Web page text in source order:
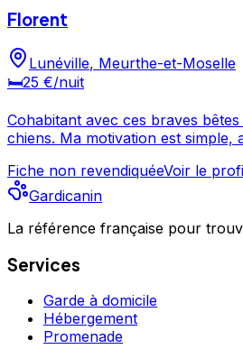
Florent
Lunéville, Meurthe-et-Moselle
🛏️25 €/nuit
Cohabitant avec ces braves
chiens. Ma motivation est simple, arrondir les fins de mois, en tant qu'étudiant en droit j'ai besoin d'habiter près de mon lieu d'étude, ce qui est onéreux. J'adapterai
Fiche non revendiquéeVoir le
Gardicanin
La référence française pour
Services
Garde à domicile
Hébergement
Promenade